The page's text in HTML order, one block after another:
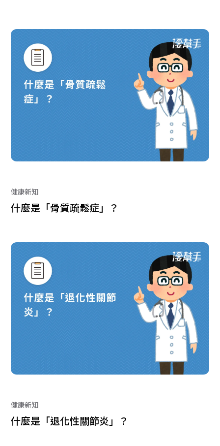
健康新知
什麼是「骨質疏鬆症」？
健康新知
什麼是「退化性關節炎」？